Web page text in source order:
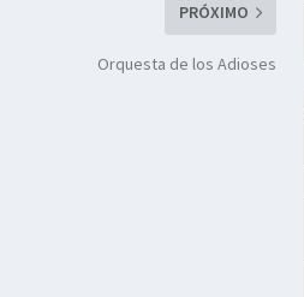
PRÓXIMO
Orquesta de los Adioses